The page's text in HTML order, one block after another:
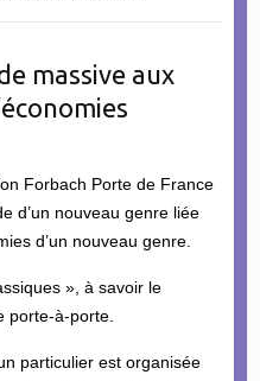
massive aux
Forbach Porte de France
d’un nouveau genre liée
d’un nouveau genre.
», à savoir le
porte-à-porte.
particulier est organisée